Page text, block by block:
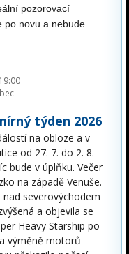
pozorovací
po novu a nebude
týden 2026
na obloze a v
od 27. 7. do 2. 8.
bude v úplňku. Večer
na západě Venuše.
severovýchodem
a objevila se
Heavy Starship po
výměně motorů